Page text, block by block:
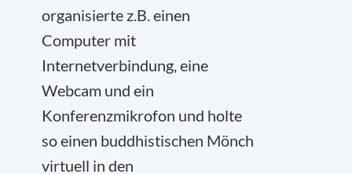
organisierte z.B. einen
Computer mit
Internetverbindung, eine
Webcam und ein
Konferenzmikrofon und holte
so einen buddhistischen Mönch
virtuell in den